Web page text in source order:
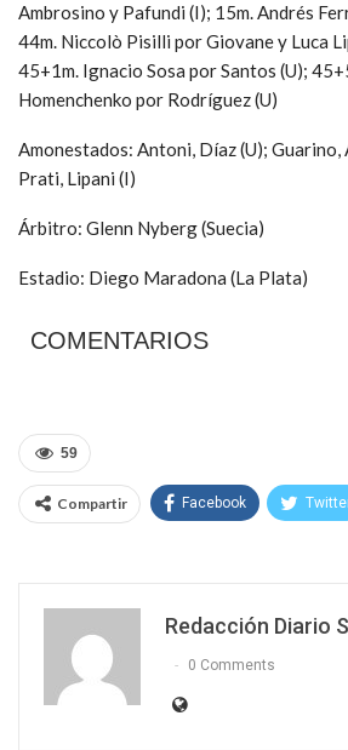
Ambrosino y Pafundi (I); 15m. Andrés
44m. Niccolò Pisilli por Giovane y Luca
45+1m. Ignacio Sosa por Santos (U);
Homenchenko por Rodríguez (U)
Amonestados: Antoni, Díaz (U);
Prati, Lipani (I)
Árbitro: Glenn Nyberg (Suecia)
Estadio: Diego Maradona (La Plata)
COMENTARIOS
59
Compartir Facebook
Redacción Diario
0 Comments